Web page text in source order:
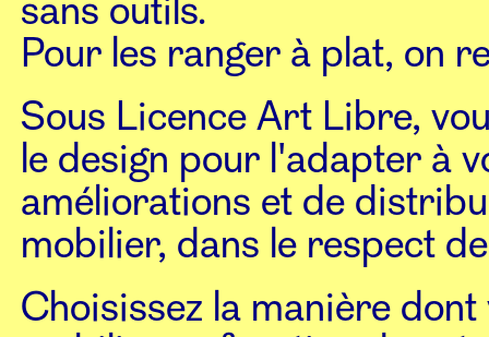
sans outils.
Pour les ranger à plat, on
Sous Licence Art Libre,
le design pour l'adapter à
améliorations et de
mobilier, dans le respect
Choisissez la manière